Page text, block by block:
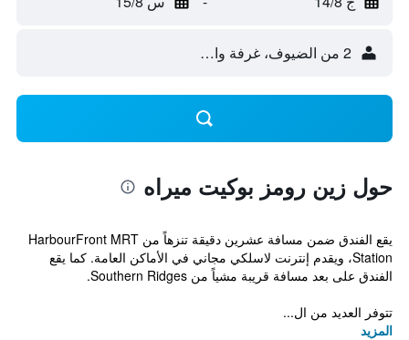
2 من الضيوف، غرفة واحدة
حول زين رومز بوكيت ميراه
يقع الفندق ضمن مسافة عشرين دقيقة تنزهاً من HarbourFront MRT
Station، ويقدم إنترنت لاسلكي مجاني في الأماكن العامة. كما يقع
الفندق على بعد مسافة قريبة مشياً من Southern Ridges.
تتوفر العديد من ال...
المزيد